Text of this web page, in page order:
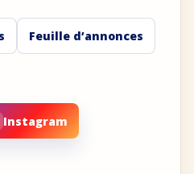
Feuille d’annonces
Instagram